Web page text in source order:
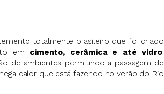
totalmente brasileiro que foi criado
em cimento, cerâmica e até vidro.
de ambientes permitindo a passagem de
calor que está fazendo no verão do Rio